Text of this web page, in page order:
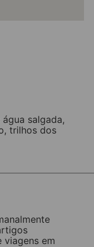
salgada,
,trilhos dos
viagens em